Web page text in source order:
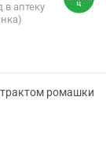
в аптеку
ромашки